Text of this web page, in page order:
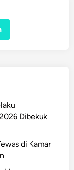
Dibekuk
di Kamar